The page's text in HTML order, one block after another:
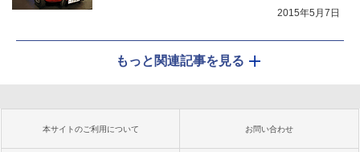
2015年5月7日
もっと関連記事を見る
本サイトのご利用について お問い合わせ